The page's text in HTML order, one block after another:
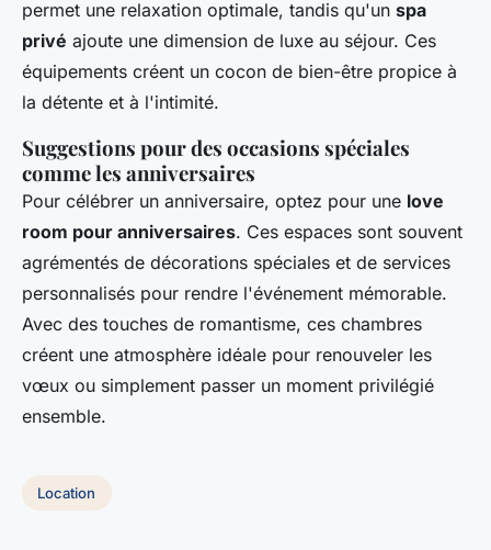
permet une relaxation optimale, tandis qu'un spa
privé ajoute une dimension de luxe au séjour. Ces
équipements créent un cocon de bien-être propice à
la détente et à l'intimité.
Suggestions pour des occasions spéciales
comme les anniversaires
Pour célébrer un anniversaire, optez pour une love
room pour anniversaires. Ces espaces sont souvent
agrémentés de décorations spéciales et de services
personnalisés pour rendre l'événement mémorable.
Avec des touches de romantisme, ces chambres
créent une atmosphère idéale pour renouveler les
vœux ou simplement passer un moment privilégié
ensemble.
Location